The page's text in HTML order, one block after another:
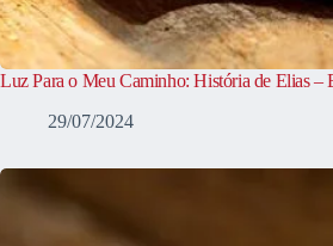
Luz Para o Meu Caminho: História de Elias –
29/07/2024